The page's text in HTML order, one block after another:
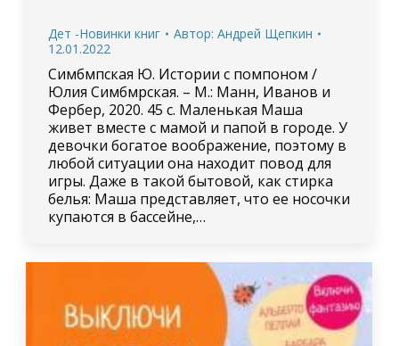
Дет -Новинки книг Автор: Андрей Щепкин
12.01.2022
Симбмпская Ю. Истории с помпоном /
Юлия Симбмрская. – М.: Манн, Иванов и
Фербер, 2020. 45 с. Маленькая Маша
живет вместе с мамой и папой в городе. У
девочки богатое воображение, поэтому в
любой ситуации она находит повод для
игры. Даже в такой бытовой, как стирка
белья: Маша представляет, что ее носочки
купаются в бассейне,…